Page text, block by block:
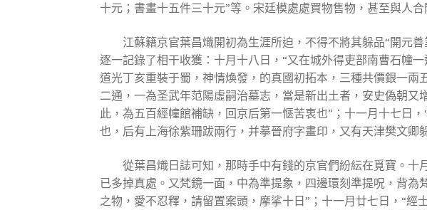
十元；書畫十五件三十元”等。宋廷模處處買物售物，甚至與人
江蘇籍京官葉昌熾開初為生涯所迫，不得不將其躲品“開元
逐一記錄了相干收獲：十月十八日，“又在城外得吏部南曹石幢
道光丁亥重裝于蜀，神情煥發，的真國初拓本，三種共價銀一兩
二通，一為圣武年范陽虛嗣治墓志，當是新出土者，安史偽朝
此，為五百經幢館補缺，回京后第一愜苦衷也”；十一月十七日
也，后有上海徐紫珊跋兩行，并摹晉府字畫印，又有天津樊文卿
從葉昌熾日誌可知，那時手中有錢的京官們紛紜在覓寶。
已多掉真處。又梵鏡一面，中為準提象，四邊環刻準提呪，背
之物，愛不忍釋，請留置案頭，摩挲十日”；十一月廿七日，“